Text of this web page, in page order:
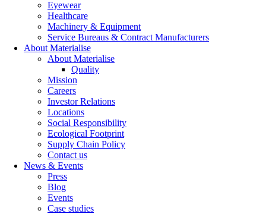
Eyewear
Healthcare
Machinery & Equipment
Service Bureaus & Contract Manufacturers
About Materialise
About Materialise
Quality
Mission
Careers
Investor Relations
Locations
Social Responsibility
Ecological Footprint
Supply Chain Policy
Contact us
News & Events
Press
Blog
Events
Case studies